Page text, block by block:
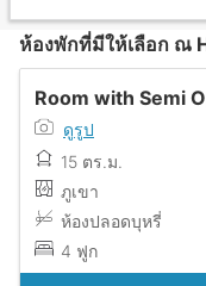
ห้องพักที่มีให้เลือก ณ
Room with Semi
ดูรูป
15 ตร.ม.
ภูเขา
ห้องปลอดบุหรี่
4 ฟูก